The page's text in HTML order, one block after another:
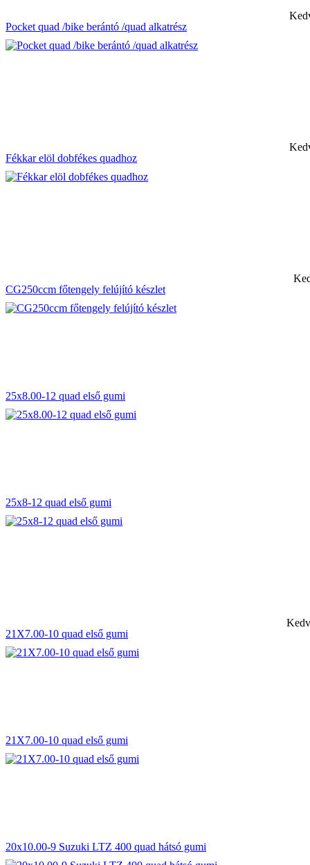
Pocket quad /bike berántó /quad alkatrész
Fékkar elöl dobfékes quadhoz
CG250ccm főtengely felújító készlet
25x8.00-12 quad első gumi
25x8-12 quad első gumi
21X7.00-10 quad első gumi
21X7.00-10 quad első gumi
20x10.00-9 Suzuki LTZ 400 quad hátsó gumi